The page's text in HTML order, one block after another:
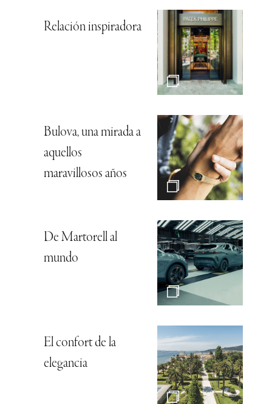
Relación inspiradora
Bulova, una mirada a
aquellos
maravillosos años
De Martorell al
mundo
El confort de la
elegancia